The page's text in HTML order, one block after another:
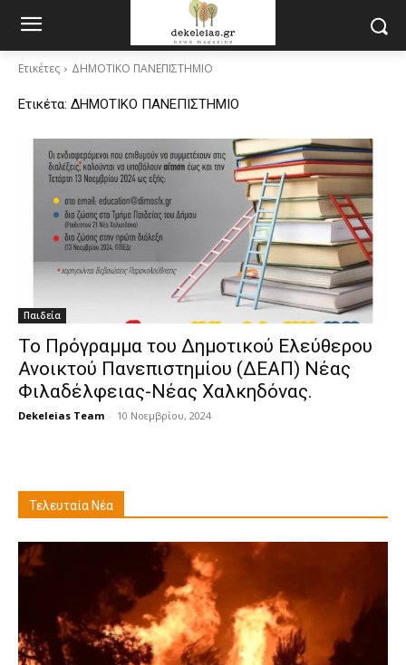
Ετικέτες ΔΗΜΟΤΙΚΟ ΠΑΝΕΠΙΣΤΗΜΙΟ
Ετικέτα: ΔΗΜΟΤΙΚΟ ΠΑΝΕΠΙΣΤΗΜΙΟ
Παιδεία
Το Πρόγραμμα του Δημοτικού Ελεύθερου
Ανοικτού Πανεπιστημίου (ΔΕΑΠ) Νέας
Φιλαδέλφειας-Νέας Χαλκηδόνας.
Dekeleias Team - 10 Νοεμβρίου, 2024
Τελευταία Νέα